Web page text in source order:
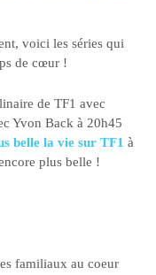
voici les séries qui
de cœur !
de TF1 avec
Yvon Back à 20h45
belle la vie sur TF1 à
plus belle !
familiaux au coeur